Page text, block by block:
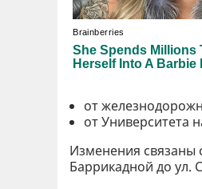
от
от Университета
Изменения связаны
Баррикадной до ул.